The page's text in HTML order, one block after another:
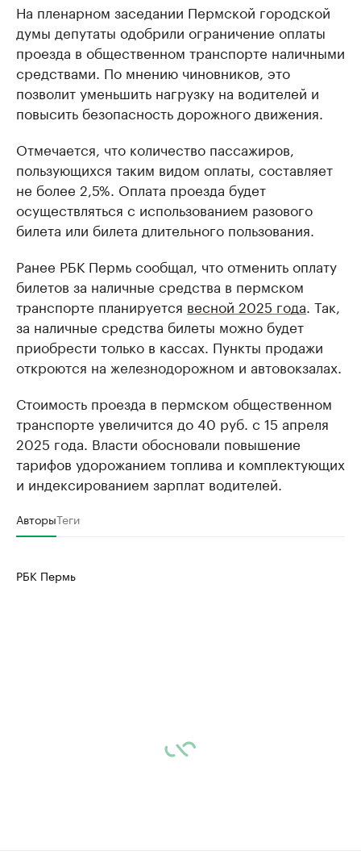
На пленарном заседании Пермской городской
думы депутаты одобрили ограничение оплаты
проезда в общественном транспорте наличными
средствами. По мнению чиновников, это
позволит уменьшить нагрузку на водителей и
повысить безопасность дорожного движения.
Отмечается, что количество пассажиров,
пользующихся таким видом оплаты, составляет
не более 2,5%. Оплата проезда будет
осуществляться с использованием разового
билета или билета длительного пользования.
Ранее РБК Пермь сообщал, что отменить оплату
билетов за наличные средства в пермском
транспорте планируется весной 2025 года . Так,
за наличные средства билеты можно будет
приобрести только в кассах. Пункты продажи
откроются на железнодорожном и автовокзалах.
Стоимость проезда в пермском общественном
транспорте увеличится до 40 руб. с 15 апреля
2025 года. Власти обосновали повышение
тарифов удорожанием топлива и комплектующих
и индексированием зарплат водителей.
АвторыТеги
РБК Пермь